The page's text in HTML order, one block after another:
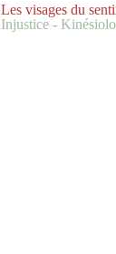
Les visages du
Injustice -